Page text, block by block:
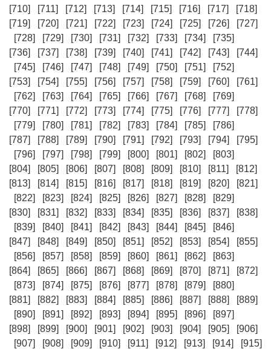
[710]
[711] [712] [713] [714] [715] [716] [717]
[718]
[719]
[720] [721] [722] [723] [724] [725] [726]
[727]
[728]
[729] [730] [731] [732] [733] [734]
[735]
[736]
[737] [738] [739] [740] [741] [742] [743]
[744]
[745]
[746] [747] [748] [749] [750] [751]
[752]
[753]
[754] [755] [756] [757] [758] [759] [760]
[761]
[762]
[763] [764] [765] [766] [767] [768]
[769]
[770]
[771] [772] [773] [774] [775] [776] [777]
[778]
[779]
[780] [781] [782] [783] [784] [785]
[786]
[787]
[788] [789] [790] [791] [792] [793] [794]
[795]
[796]
[797] [798] [799] [800] [801] [802]
[803]
[804]
[805] [806] [807] [808] [809] [810] [811]
[812]
[813]
[814] [815] [816] [817] [818] [819] [820]
[821]
[822]
[823] [824] [825] [826] [827] [828]
[829]
[830]
[831] [832] [833] [834] [835] [836] [837]
[838]
[839]
[840] [841] [842] [843] [844] [845]
[846]
[847]
[848] [849] [850] [851] [852] [853] [854]
[855]
[856]
[857] [858] [859] [860] [861] [862]
[863]
[864]
[865] [866] [867] [868] [869] [870] [871]
[872]
[873]
[874] [875] [876] [877] [878] [879]
[880]
[881]
[882] [883] [884] [885] [886] [887] [888]
[889]
[890]
[891] [892] [893] [894] [895] [896]
[897]
[898]
[899] [900] [901] [902] [903] [904] [905]
[906]
[907]
[908] [909] [910] [911] [912] [913] [914] [915]